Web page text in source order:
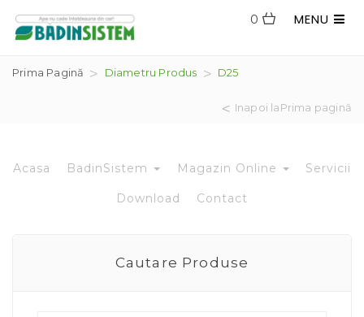
MENU
0
Prima Pagină Diametru Produs D25
Inapoi laPrima pagină
Acasa BadinSistem Magazin Online Servicii
Download Contact
Cautare Produse